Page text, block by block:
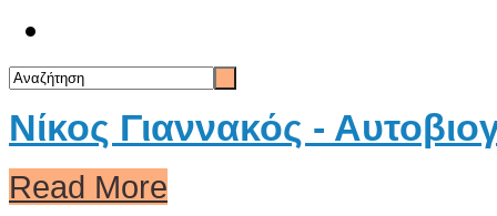
Νίκος Γιαννακός -
Read More